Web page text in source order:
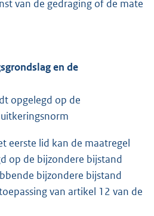
van de gedraging of de mate
en de
opgelegd op de
eerste lid kan de maatregel
op de bijzondere bijstand
bijzondere bijstand
van artikel 12 van de